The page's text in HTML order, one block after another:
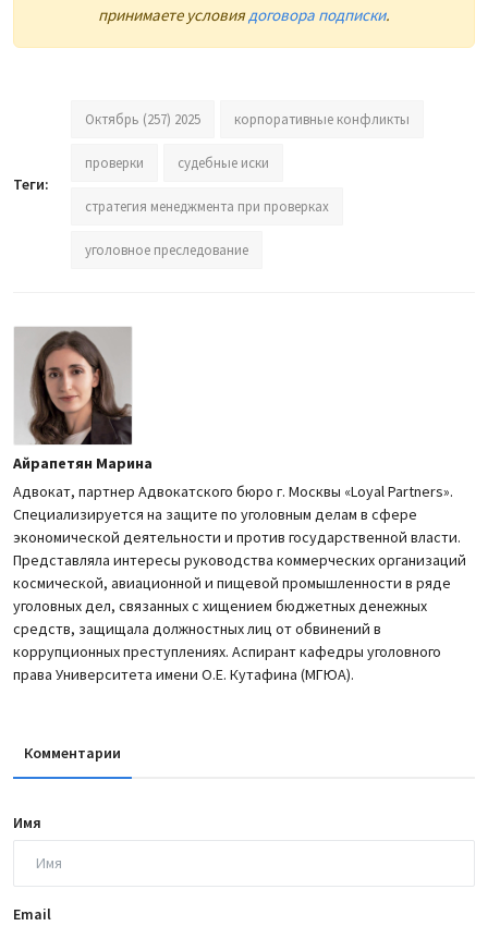
принимаете условия договора подписки.
Теги:
Октябрь (257) 2025 корпоративные конфликты
проверки судебные иски
стратегия менеджмента при проверках
уголовное преследование
Айрапетян Марина
Адвокат, партнер Адвокатского бюро г. Москвы «Loyal Partners».
Специализируется на защите по уголовным делам в сфере
экономической деятельности и против государственной власти.
Представляла интересы руководства коммерческих организаций
космической, авиационной и пищевой промышленности в ряде
уголовных дел, связанных с хищением бюджетных денежных
средств, защищала должностных лиц от обвинений в
коррупционных преступлениях. Аспирант кафедры уголовного
права Университета имени О.Е. Кутафина (МГЮА).
Комментарии
Имя
Email